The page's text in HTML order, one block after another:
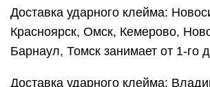
Доставка ударного клейма:
Красноярск, Омск, Кемерово,
Барнаул, Томск занимает от 1-го
Доставка ударного клейма: